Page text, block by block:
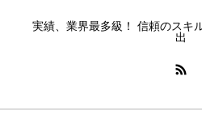
実績、業界最多級！ 信頼のスキ
出